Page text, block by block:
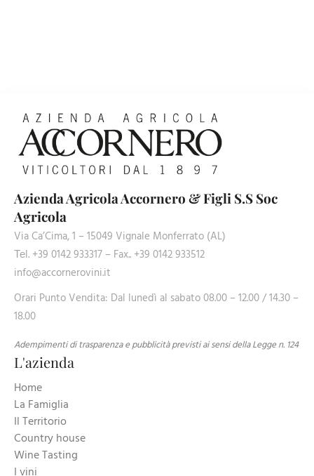
Azienda Agricola Accornero & Figli S.S Soc
Agricola
Via Ca’Cima, 1 – 15049 Vignale Monferrato (AL)
Теl. +39 0142 933317 – Fax.. +39 0142 933512
info@accornerovini.it
Orari Punto Vendita: Dal lunedì al sabato 08.00 – 12.00 / 14.30 –
18.00
Adempimenti di trasparenza e pubblicità previsti ai sensi della Legge n. 124
L'azienda
Home
La Famiglia
Il Territorio
Country house
Wine Tasting
I vini